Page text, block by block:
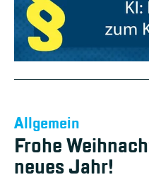
Allgemein
Frohe
neues Jahr!